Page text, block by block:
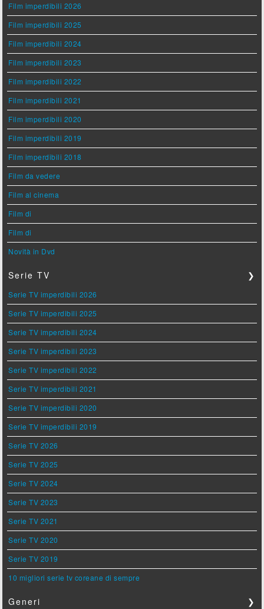
Film imperdibili 2026
Film imperdibili 2025
Film imperdibili 2024
Film imperdibili 2023
Film imperdibili 2022
Film imperdibili 2021
Film imperdibili 2020
Film imperdibili 2019
Film imperdibili 2018
Film da vedere
Film al cinema
Film di
Film di
Novità in Dvd
Serie TV ❯
Serie TV imperdibili 2026
Serie TV imperdibili 2025
Serie TV imperdibili 2024
Serie TV imperdibili 2023
Serie TV imperdibili 2022
Serie TV imperdibili 2021
Serie TV imperdibili 2020
Serie TV imperdibili 2019
Serie TV 2026
Serie TV 2025
Serie TV 2024
Serie TV 2023
Serie TV 2021
Serie TV 2020
Serie TV 2019
10 migliori serie tv coreane di sempre
Generi ❯